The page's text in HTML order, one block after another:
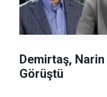
Demirtaş, Narin
Görüştü